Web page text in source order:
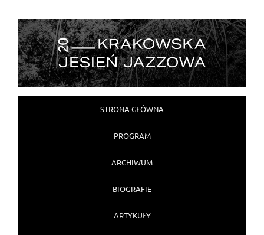
Przejdź do głównej treści
Przejdź do dodatkowej treści
STRONA GŁÓWNA
PROGRAM
ARCHIWUM
BIOGRAFIE
ARTYKUŁY